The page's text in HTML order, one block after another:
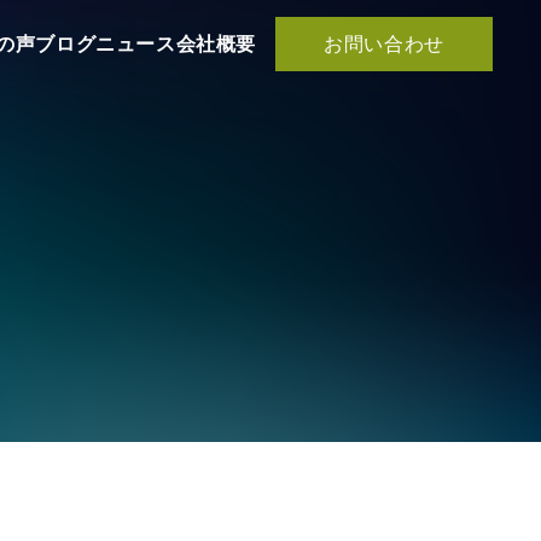
声ブログニュース会社概要 お問い合わせ